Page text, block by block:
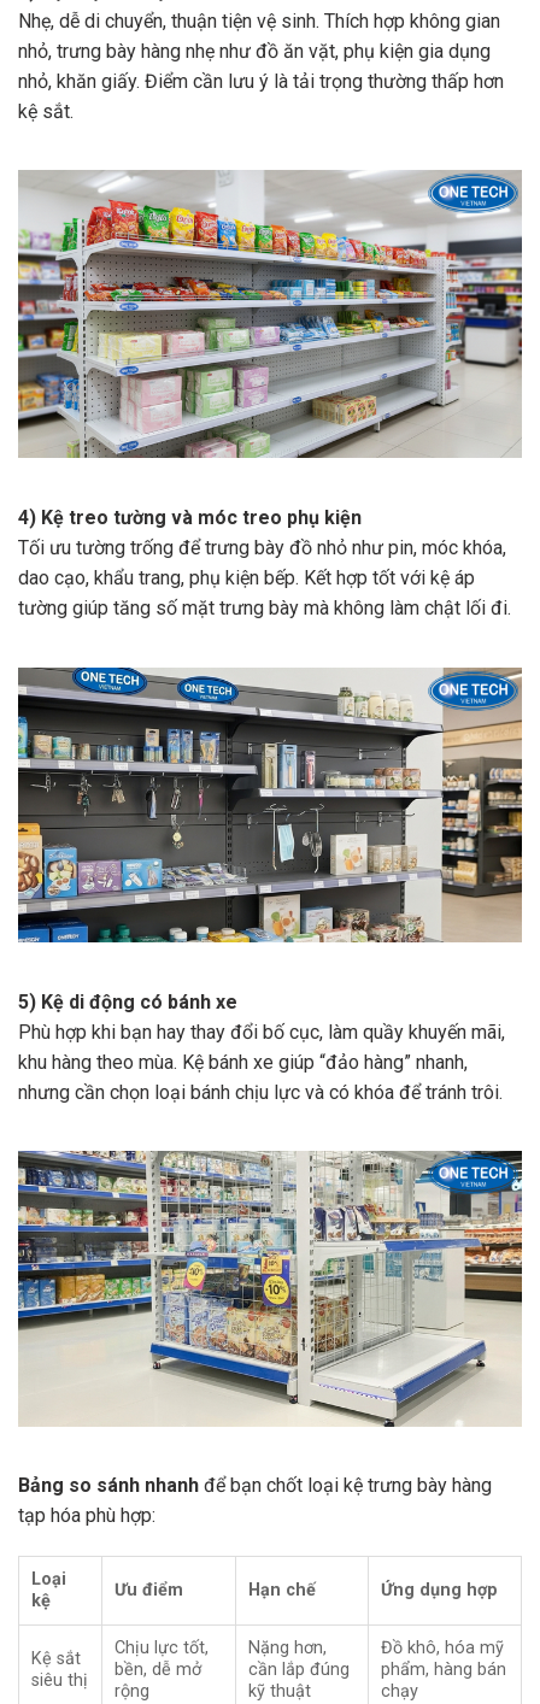
Nhẹ, dễ di chuyển, thuận tiện vệ sinh. Thích hợp không gian
nhỏ, trưng bày hàng nhẹ như đồ ăn vặt, phụ kiện gia dụng
nhỏ, khăn giấy. Điểm cần lưu ý là tải trọng thường thấp hơn
kệ sắt.
4) Kệ treo tường và móc treo phụ kiện
Tối ưu tường trống để trưng bày đồ nhỏ như pin, móc khóa,
dao cạo, khẩu trang, phụ kiện bếp. Kết hợp tốt với kệ áp
tường giúp tăng số mặt trưng bày mà không làm chật lối đi.
5) Kệ di động có bánh xe
Phù hợp khi bạn hay thay đổi bố cục, làm quầy khuyến mãi,
khu hàng theo mùa. Kệ bánh xe giúp “đảo hàng” nhanh,
nhưng cần chọn loại bánh chịu lực và có khóa để tránh trôi.
Bảng so sánh nhanh để bạn chốt loại kệ trưng bày hàng
tạp hóa phù hợp:
Loại
kệ
Ưu điểm Hạn chế Ứng dụng hợp
Kệ sắt
siêu thị
Chịu lực tốt,
bền, dễ mở
rộng
Nặng hơn,
cần lắp đúng
kỹ thuật
Đồ khô, hóa mỹ
phẩm, hàng bán
chạy